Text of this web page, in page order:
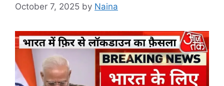
October 7, 2025 by Naina